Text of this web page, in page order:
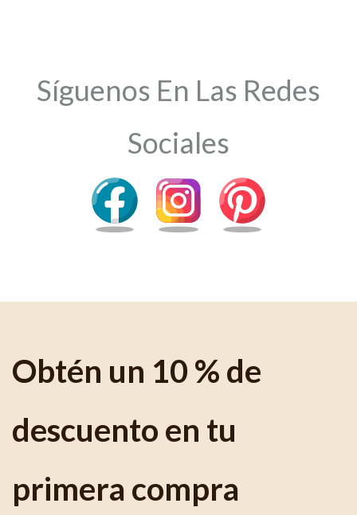
Síguenos En Las Redes
Sociales
Obtén un 10 % de
descuento en tu
primera compra